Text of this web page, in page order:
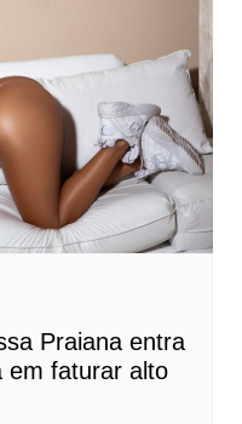
Praiana entra
em faturar alto